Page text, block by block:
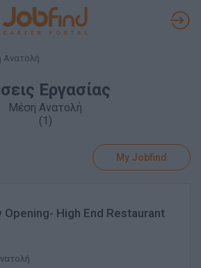
Ανατολή
Εργασίας
Μέση Ανατολή
(1)
My Jobfind
Opening- High End Restaurant